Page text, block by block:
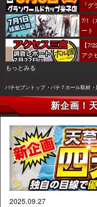
『
行こ
7/1
ート
【7/
アク
もっとみる
パチセブントップ パチ７ホール取材
新企画！
2025.09.27